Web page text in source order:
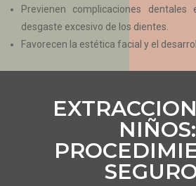
Previenen complicaciones
desgaste excesivo de los dientes.
Favorecen la estética facial y el
NIÑOS: